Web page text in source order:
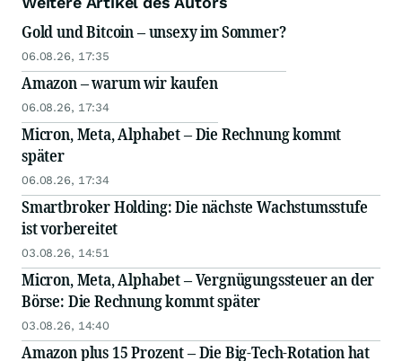
Gold und Bitcoin – unsexy im Sommer?
06.08.26, 17:35
Amazon – warum wir kaufen
06.08.26, 17:34
Micron, Meta, Alphabet – Die Rechnung kommt
später
06.08.26, 17:34
Smartbroker Holding: Die nächste Wachstumsstufe
ist vorbereitet
03.08.26, 14:51
Micron, Meta, Alphabet – Vergnügungssteuer an der
Börse: Die Rechnung kommt später
03.08.26, 14:40
Amazon plus 15 Prozent – Die Big-Tech-Rotation hat